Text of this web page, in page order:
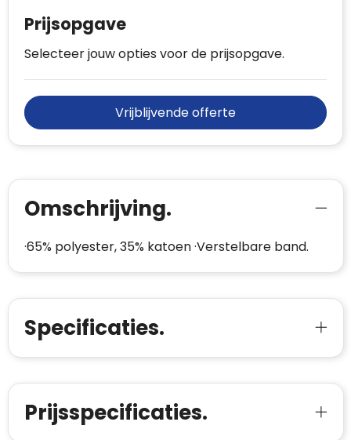
Prijsopgave
Selecteer jouw opties voor de prijsopgave.
Vrijblijvende offerte
Omschrijving.
·65% polyester, 35% katoen ·Verstelbare band.
Specificaties.
Prijsspecificaties.